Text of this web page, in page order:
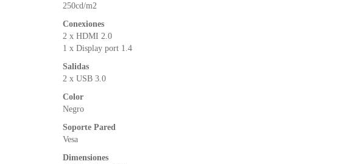
250cd/m2
Conexiones
2 x HDMI 2.0
1 x Display port 1.4
Salidas
2 x USB 3.0
Color
Negro
Soporte Pared
Vesa
Dimensiones